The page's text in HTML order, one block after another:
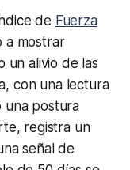
de Fuerza
a mostrar
un alivio de las
con una lectura
una postura
registra un
señal de